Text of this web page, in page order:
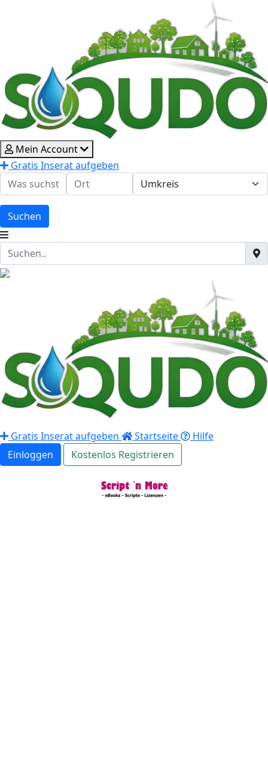
Mein Account
Gratis Inserat aufgeben
Suchen
Gratis Inserat aufgeben Startseite
Hilfe
Einloggen
Kostenlos Registrieren